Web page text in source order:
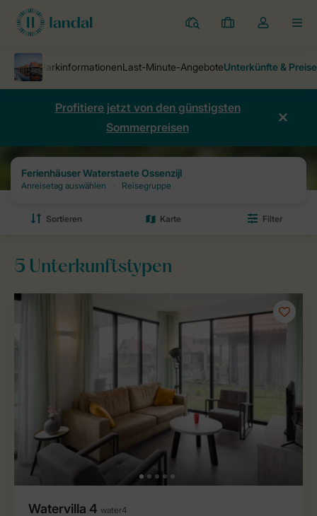
Ferienparks
Meine
Dropdown-
meines
öffnen
Profitiere jetzt von den günstigsten
Sommerpreisen
Ferienparks Ferienhäuser Waterstaete Ossenzijl